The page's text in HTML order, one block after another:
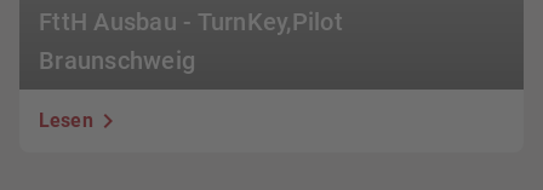
FttH Ausbau - TurnKey,Pilot
Braunschweig
Lesen